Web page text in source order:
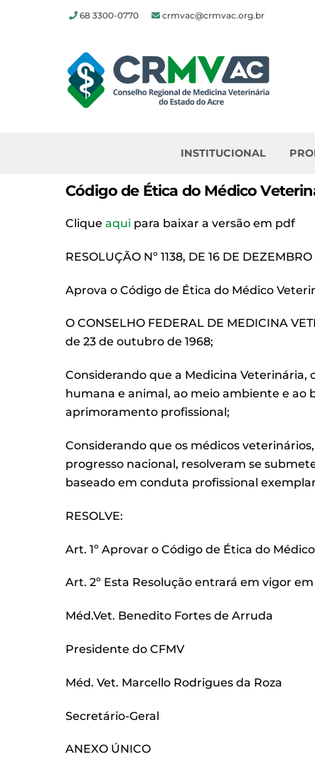
INSTITUCIONAL
68 3300-0770 crmvac@crmvac.org.br
Código de Ética do Médico
Clique aqui para baixar a versão em pdf
RESOLUÇÃO Nº 1138, DE 16 DE
Aprova o Código de Ética do Médico
O CONSELHO FEDERAL DE MEDICINA
de 23 de outubro de 1968;
Considerando que a Medicina
humana e animal, ao meio ambiente e ao
aprimoramento profissional;
Considerando que os médicos
progresso nacional, resolveram se
baseado em conduta profissional
RESOLVE:
Art. 1º Aprovar o Código de Ética do
Art. 2º Esta Resolução entrará em vigor
Méd.Vet. Benedito Fortes de Arruda
Presidente do CFMV
Méd. Vet. Marcello Rodrigues da Roza
Secretário-Geral
ANEXO ÚNICO